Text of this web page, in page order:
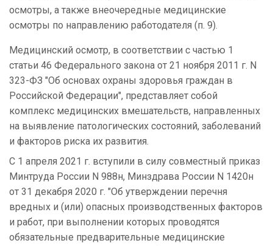
осмотры, а также внеочередные медицинские
осмотры по направлению работодателя (п. 9).
Медицинский осмотр, в соответствии с частью 1
статьи 46 Федерального закона от 21 ноября 2011 г. N
323-ФЗ "Об основах охраны здоровья граждан в
Российской Федерации", представляет собой
комплекс медицинских вмешательств, направленных
на выявление патологических состояний, заболеваний
и факторов риска их развития.
С 1 апреля 2021 г. вступили в силу совместный приказ
Минтруда России N 988н, Минздрава России N 1420н
от 31 декабря 2020 г. "Об утверждении перечня
вредных и (или) опасных производственных факторов
и работ, при выполнении которых проводятся
обязательные предварительные медицинские